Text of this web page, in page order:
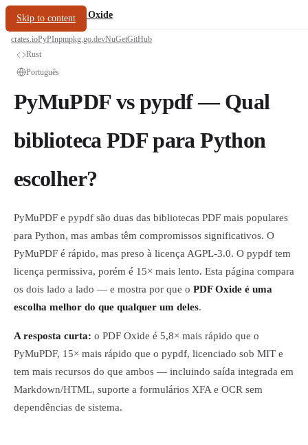
Skip to content
oxide.fyi/PDF Oxide
crates.ioPyPInpmpkg.go.devNuGetGitHub
Rust
Português
PyMuPDF vs pypdf — Qual
biblioteca PDF para Python
escolher?
PyMuPDF e pypdf são duas das bibliotecas PDF mais populares
para Python, mas ambas têm compromissos significativos. O
PyMuPDF é rápido, mas preso à licença AGPL-3.0. O pypdf tem
licença permissiva, porém é 15× mais lento. Esta página compara
os dois lado a lado — e mostra por que o PDF Oxide é uma
escolha melhor do que qualquer um deles.
A resposta curta: o PDF Oxide é 5,8× mais rápido que o
PyMuPDF, 15× mais rápido que o pypdf, licenciado sob MIT e
tem mais recursos do que ambos — incluindo saída integrada em
Markdown/HTML, suporte a formulários XFA e OCR sem
dependências de sistema.